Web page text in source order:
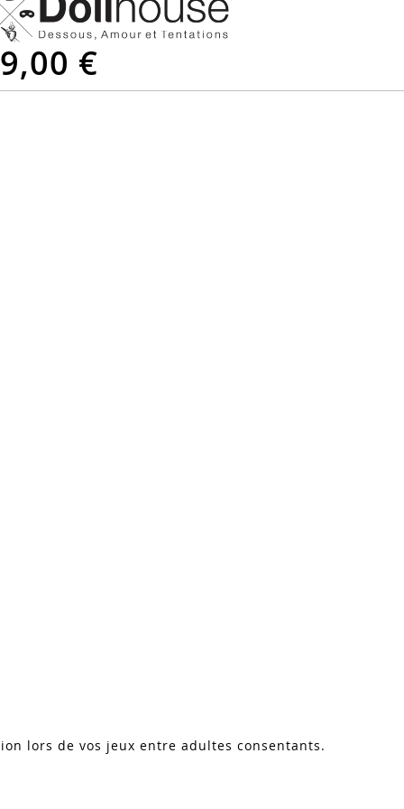
€
lors de vos jeux entre adultes consentants.